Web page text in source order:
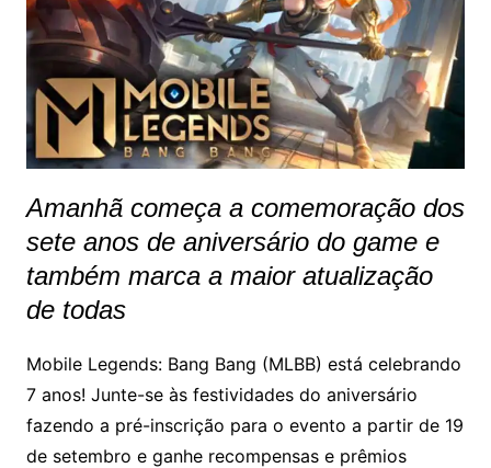
Amanhã começa a comemoração dos
sete anos de aniversário do game e
também marca a maior atualização
de todas
Mobile Legends: Bang Bang (MLBB) está celebrando
7 anos! Junte-se às festividades do aniversário
fazendo a pré-inscrição para o evento a partir de 19
de setembro e ganhe recompensas e prêmios